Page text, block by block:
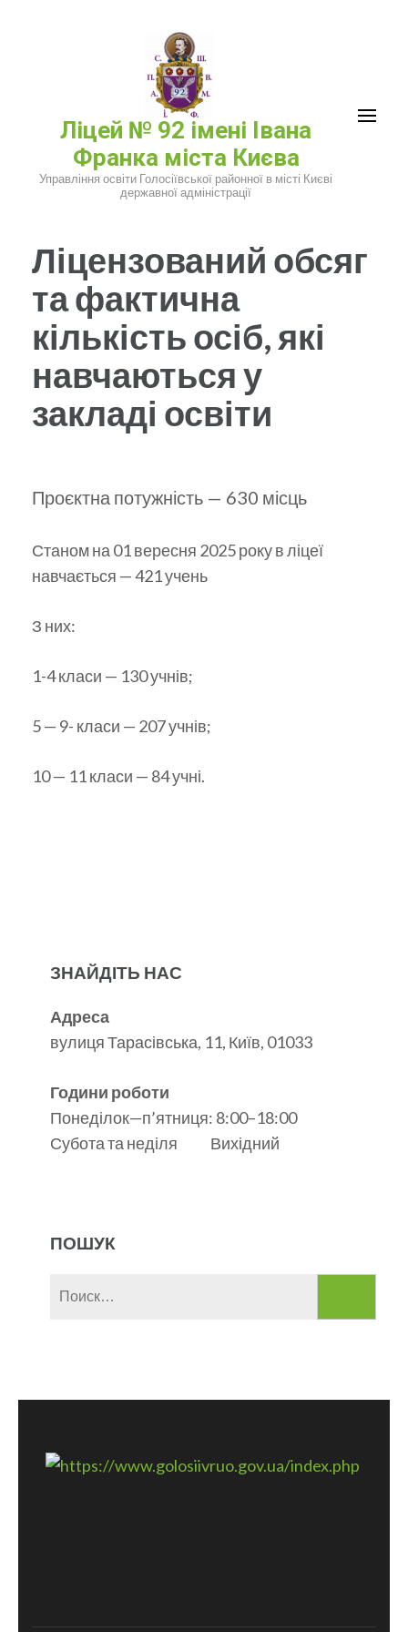
Enter)Ліцей № 92 імені Івана
Франка міста Києва
Управління освіти Голосіївської районної в місті Києві
державної адміністрації
Ліцензований обсяг
та фактична
кількість осіб, які
навчаються у
закладі освіти
Проєктна потужність — 630 місць
Станом на 01 вересня 2025 року в ліцеї
навчається — 421 учень
З них:
1-4 класи — 130 учнів;
5 — 9- класи — 207 учнів;
10 — 11 класи — 84 учні.
ЗНАЙДІТЬ НАС
Адреса
вулиця Тарасівська, 11, Київ, 01033
Години роботи
Понеділок—п’ятниця: 8:00–18:00
Субота та неділя Вихідний
ПОШУК